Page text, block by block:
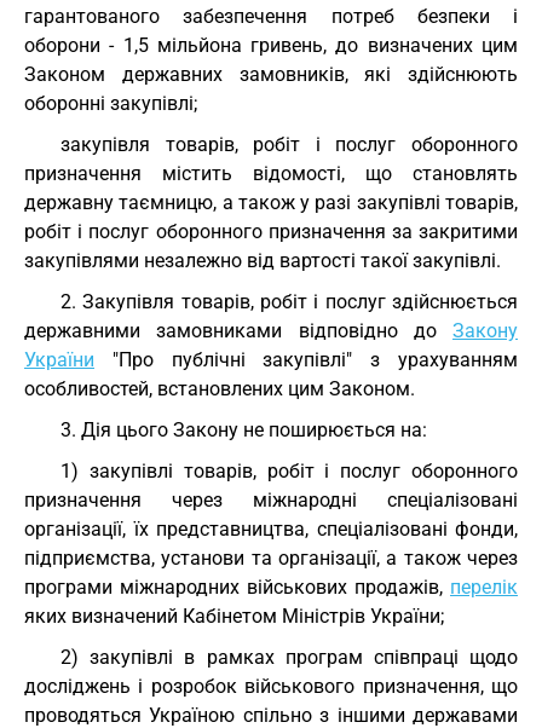
гарантованого забезпечення потреб безпеки і
оборони - 1,5 мільйона гривень, до визначених цим
Законом державних замовників, які здійснюють
оборонні закупівлі;
закупівля товарів, робіт і послуг оборонного
призначення містить відомості, що становлять
державну таємницю, а також у разі закупівлі товарів,
робіт і послуг оборонного призначення за закритими
закупівлями незалежно від вартості такої закупівлі.
2. Закупівля товарів, робіт і послуг здійснюється
державними замовниками відповідно до Закону
України "Про публічні закупівлі" з урахуванням
особливостей, встановлених цим Законом.
3. Дія цього Закону не поширюється на:
1) закупівлі товарів, робіт і послуг оборонного
призначення через міжнародні спеціалізовані
організації, їх представництва, спеціалізовані фонди,
підприємства, установи та організації, а також через
програми міжнародних військових продажів, перелік
яких визначений Кабінетом Міністрів України;
2) закупівлі в рамках програм співпраці щодо
досліджень і розробок військового призначення, що
проводяться Україною спільно з іншими державами